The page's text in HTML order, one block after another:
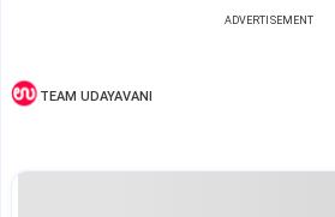
ADVERTISEMENT
TEAM UDAYAVANI